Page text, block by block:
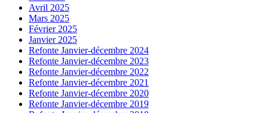
Avril 2025
Mars 2025
Février 2025
Janvier 2025
Refonte Janvier-décembre 2024
Refonte Janvier-décembre 2023
Refonte Janvier-décembre 2022
Refonte Janvier-décembre 2021
Refonte Janvier-décembre 2020
Refonte Janvier-décembre 2019